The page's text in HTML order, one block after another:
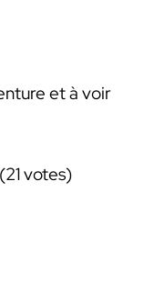
et à voir
votes)